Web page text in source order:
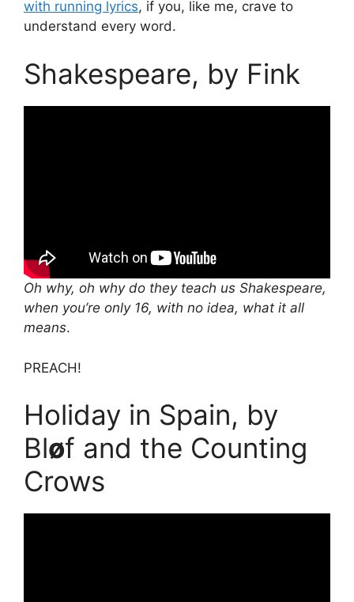
with running lyrics, if you, like me, crave to
understand every word.
Shakespeare, by Fink
Oh why, oh why do they teach us Shakespeare,
when you’re only 16, with no idea, what it all
means.
PREACH!
Holiday in Spain, by
Bløf and the Counting
Crows